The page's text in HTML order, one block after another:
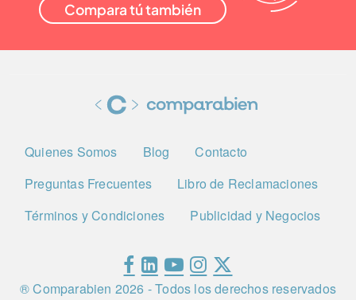
Compara tú también
Quienes Somos Blog
Contacto
Preguntas Frecuentes
Libro de Reclamaciones
Términos y Condiciones
Publicidad y Negocios
® Comparabien 2026 - Todos los derechos reservados